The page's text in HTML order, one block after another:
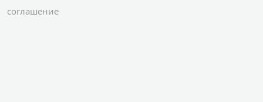
соглашение